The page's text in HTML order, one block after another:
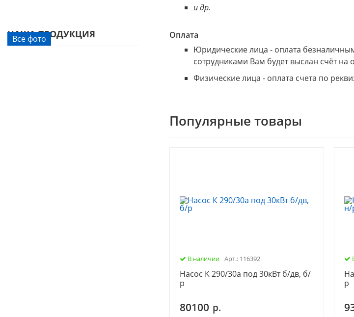
НАША ПРОДУКЦИЯ
Все фото
и др.
Оплата
Юридические лица - оплата
сотрудниками Вам будет выслан счёт на
Физические лица - оплата счета по
Популярные товары
В наличии Арт.: 116392
Насос К 290/30а под 30кВт б/дв, б/
р
80100 р.
р